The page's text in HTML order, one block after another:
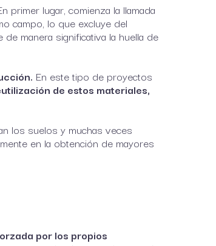
primer lugar, comienza la llamada
campo, lo que excluye del
manera significativa la huella de
En este tipo de proyectos
de estos materiales,
los suelos y muchas veces
en la obtención de mayores
por los propios